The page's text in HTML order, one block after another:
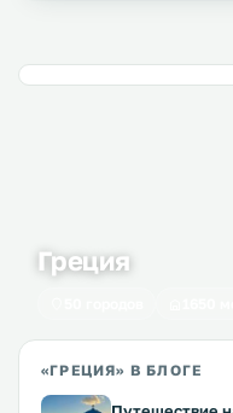
Греция
«ГРЕЦИЯ» В БЛОГЕ